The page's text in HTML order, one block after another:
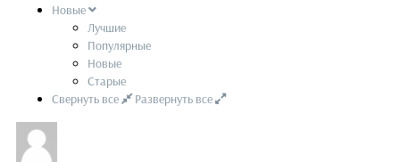
Новые
Лучшие
Популярные
Новые
Старые
Свернуть все
Развернуть все